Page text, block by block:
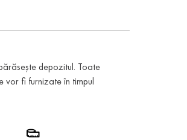
depozitul. Toate
vor fi furnizate în timpul